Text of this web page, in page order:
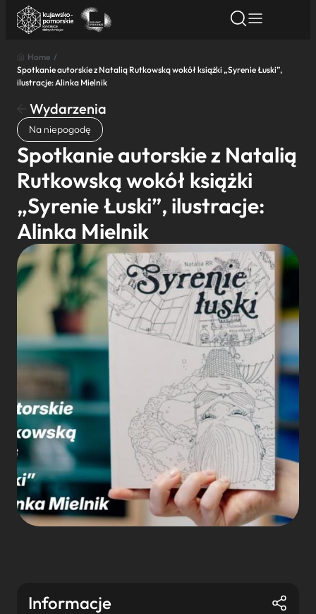
Znajdź atrakcję Znajdź artykuł Znajdź
Znajdź atrakcję
Nazwa atrakcji
Miasto
Kategoria
Wyszukaj
Home /
Spotkanie autorskie z Natalią Rutkowską wokół książki „Syrenie Łuski”,
ilustracje: Alinka Mielnik
Wydarzenia
Na niepogodę
Spotkanie autorskie z Natalią
Rutkowską wokół książki
„Syrenie Łuski”, ilustracje:
Alinka Mielnik
Informacje